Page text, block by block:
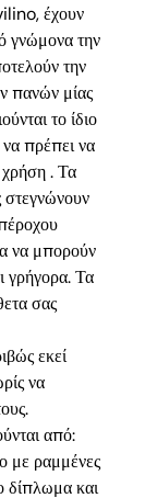
έχουν
γνώμονα την
την
πανών μίας
το ίδιο
πρέπει να
. Τα
στεγνώνουν
να μπορούν
γρήγορα. Τα
σας
εκεί
να
από:
με ραμμένες
δίπλωμα και